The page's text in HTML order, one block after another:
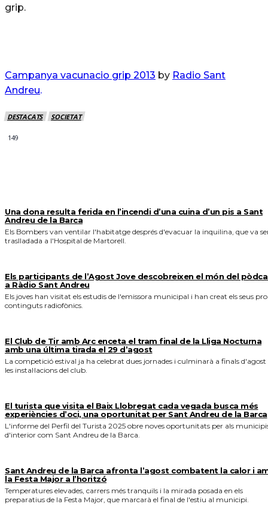
grip.
Campanya vacunacio grip 2013 by Radio Sant
Andreu.
DESTACATS SOCIETAT
149
Una dona resulta ferida en l’incendi d’una cuina d’un pis a Sant
Andreu de la Barca
Els Bombers van ventilar l'habitatge després d'evacuar la inquilina, que va
traslladada a l'Hospital de Martorell.
Els participants de l’Agost Jove descobreixen el món del
a Ràdio Sant Andreu
Els joves han visitat els estudis de l'emissora municipal i han creat els seus
continguts radiofònics.
El Club de Tir amb Arc enceta el tram final de la Lliga Nocturna
amb una última tirada el 29 d’agost
La competició estival ja ha celebrat dues jornades i culminarà a finals d'agost
les instal·lacions del club.
El turista que visita el Baix Llobregat cada vegada busca més
experiències d’oci, una oportunitat per Sant Andreu de la Barca
L'informe del Perfil del Turista 2025 obre noves oportunitats per als
d'interior com Sant Andreu de la Barca.
Sant Andreu de la Barca afronta l’agost combatent la calor i
la Festa Major a l’horitzó
Temperatures elevades, carrers més tranquils i la mirada posada en els
preparatius de la Festa Major, que marcarà el final de l'estiu al municipi.